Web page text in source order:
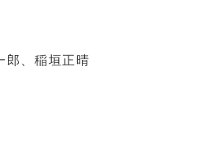
郎、稲垣正晴